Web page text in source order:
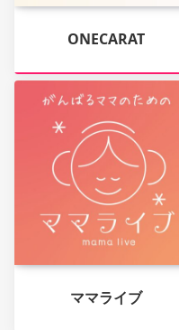
ONECARAT
ママライブ